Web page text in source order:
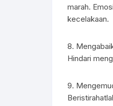
marah.
kecelakaan.
8.
Hindari
9.